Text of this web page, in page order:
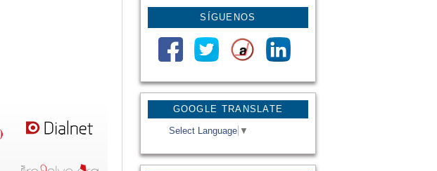
GOOGLE TRANSLATE
Select Language ▼
SÍGUENOS